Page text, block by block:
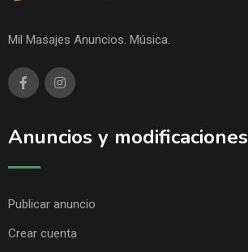
Mil Masajes Anuncios. Música.
Anuncios y modificaciones
Publicar anuncio
Crear cuenta